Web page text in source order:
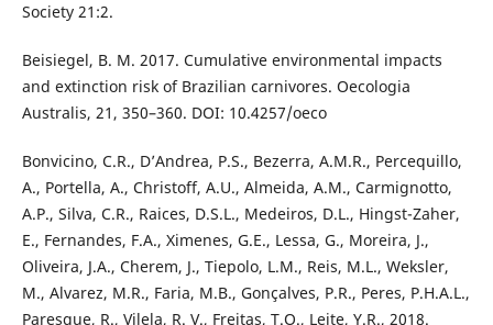
Society 21:2.
Beisiegel, B. M. 2017. Cumulative environmental impacts
and extinction risk of Brazilian carnivores. Oecologia
Australis, 21, 350–360. DOI: 10.4257/oeco
Bonvicino, C.R., D’Andrea, P.S., Bezerra, A.M.R., Percequillo,
A., Portella, A., Christoff, A.U., Almeida, A.M., Carmignotto,
A.P., Silva, C.R., Raices, D.S.L., Medeiros, D.L., Hingst-Zaher,
E., Fernandes, F.A., Ximenes, G.E., Lessa, G., Moreira, J.,
Oliveira, J.A., Cherem, J., Tiepolo, L.M., Reis, M.L., Weksler,
M., Alvarez, M.R., Faria, M.B., Gonçalves, P.R., Peres, P.H.A.L.,
Paresque, R., Vilela, R. V., Freitas, T.O., Leite, Y.R., 2018.